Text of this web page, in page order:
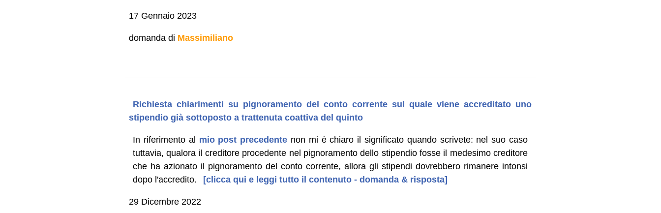
17 Gennaio 2023
domanda di Massimiliano
Richiesta chiarimenti su pignoramento del conto corrente sul quale viene accreditato uno
stipendio già sottoposto a trattenuta coattiva del quinto
In riferimento al mio post precedente non mi è chiaro il significato quando scrivete: nel suo caso
tuttavia, qualora il creditore procedente nel pignoramento dello stipendio fosse il medesimo creditore
che ha azionato il pignoramento del conto corrente, allora gli stipendi dovrebbero rimanere intonsi
dopo l'accredito.
[clicca qui e leggi tutto il contenuto - domanda & risposta]
29 Dicembre 2022